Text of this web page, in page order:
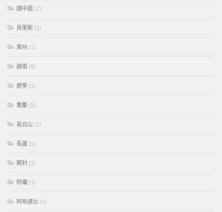
讀中國 (2)
貝里斯 (1)
貴州 (1)
越南 (6)
遼寧 (1)
重慶 (5)
長白山 (1)
長蘆 (1)
開封 (1)
阿壩 (1)
阿布達比 (1)